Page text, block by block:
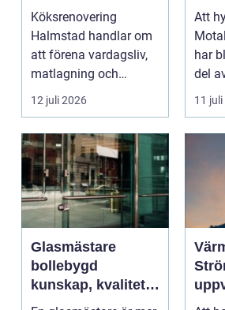
funktionellt och
trivsamt kök
Köksrenovering
Halmstad handlar om
att förena vardagsliv,
matlagning och
umgänge i et...
12 juli 2026
för
Att
har
del
11
Glasmästare
bollebygd
kunskap, kvalitet
och smarta